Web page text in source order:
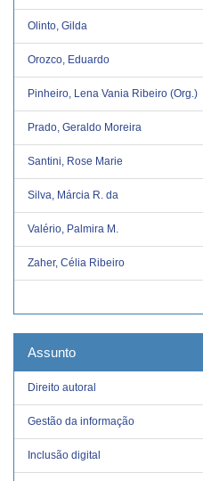
Olinto, Gilda
Orozco, Eduardo
Pinheiro, Lena Vania Ribeiro (Org.)
Prado, Geraldo Moreira
Santini, Rose Marie
Silva, Márcia R. da
Valério, Palmira M.
Zaher, Célia Ribeiro
Assunto
Direito autoral
Gestão da informação
Inclusão digital